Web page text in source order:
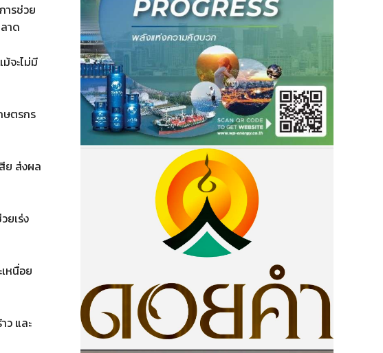
ารช่วย
าด
จะไม่มี
ษตรกร
ย ส่งผล
ยเร่ง
หนื่อย
ว และ